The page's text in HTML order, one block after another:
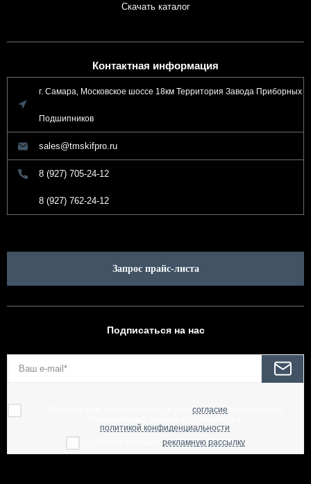
Скачать каталог
Контактная информация
г. Самара, Московское шоссе 18км Территория Завода Приборных
Подшипников
sales@tmskifpro.ru
8 (927) 705-24-12
8 (927) 762-24-12
Запрос прайс-листа
Подписаться на нас
согласие
политикой конфиденциальности
рекламную рассылку